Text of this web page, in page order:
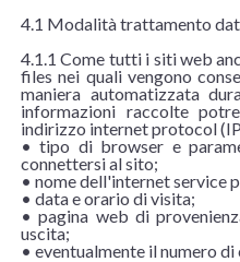
4.1 Modalità trattamento
4.1.1 Come tutti i siti web
files nei quali vengono
maniera automatizzata
informazioni raccolte
indirizzo internet protocol
• tipo di browser e
connettersi al sito;
• nome dell'internet service
• data e orario di visita;
• pagina web di
uscita;
• eventualmente il numero di